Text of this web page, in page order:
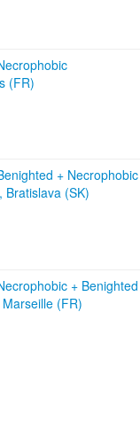
(FR)
+ Necrophobic
Bratislava (SK)
+ Benighted
(FR)